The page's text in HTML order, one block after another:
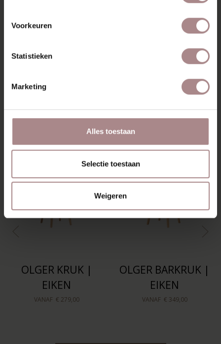
Voorkeuren
Statistieken
Marketing
Alles toestaan
Selectie toestaan
Weigeren
ZAKELIJK
MISSCHIEN VIND JE DIT
OOK MOOI
OLGER KRUK |
EIKEN
VANAF € 279,00
OLGER BARKRUK |
EIKEN
VANAF € 349,00